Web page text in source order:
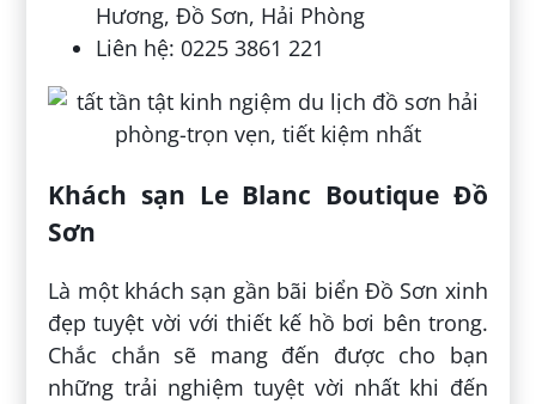
Hương, Đồ Sơn, Hải Phòng
Liên hệ: 0225 3861 221
Khách sạn Le Blanc Boutique Đồ
Sơn
Là một khách sạn gần bãi biển Đồ Sơn xinh
đẹp tuyệt vời với thiết kế hồ bơi bên trong.
Chắc chắn sẽ mang đến được cho bạn
những trải nghiệm tuyệt vời nhất khi đến